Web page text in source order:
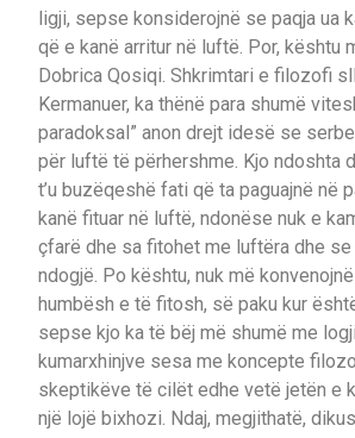
ligji, sepse konsiderojnë se paqja ua
që e kanë arritur në luftë. Por, kështu
Dobrica Qosiqi. Shkrimtari e filozofi
Kermanuer, ka thënë para shumë
paradoksal” anon drejt idesë se
për luftë të përhershme. Kjo ndoshta
t’u buzëqeshë fati që ta paguajnë në
kanë fituar në luftë, ndonëse nuk e
çfarë dhe sa fitohet me luftëra dhe
ndogjë. Po kështu, nuk më
humbësh e të fitosh, së paku kur
sepse kjo ka të bëj më shumë me
kumarxhinjve sesa me koncepte
skeptikëve të cilët edhe vetë jetën e
një lojë bixhozi. Ndaj, megjithatë,